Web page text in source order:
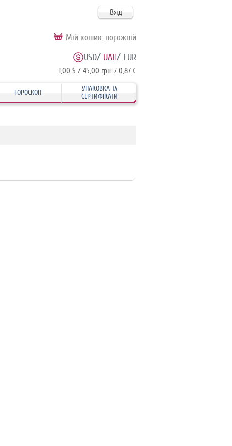
Вхід
Мій кошик: порожній
USD/ UAH/ EUR
1,00 $ / 45,00 грн. / 0,87 €
ГОРОСКОП
УПАКОВКА ТА
СЕРТИФІКАТИ